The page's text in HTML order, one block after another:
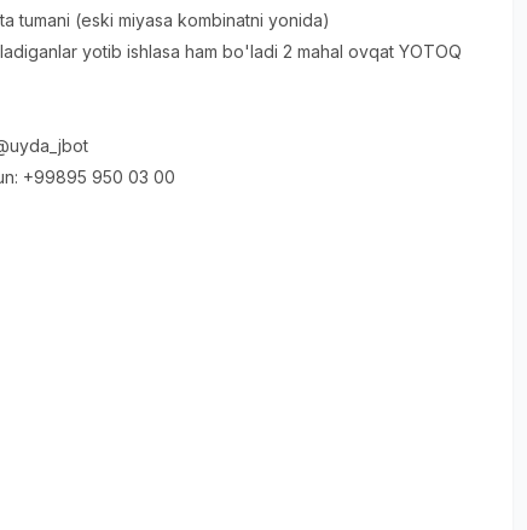
tumani (eski miyasa kombinatni yonida)
yotib ishlasa ham bo'ladi 2 mahal ovqat YOTOQ
+99895 950 03 00